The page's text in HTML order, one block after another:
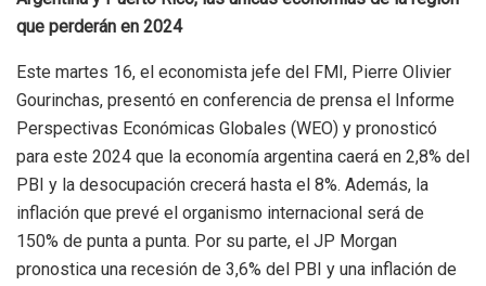
que perderán en 2024
Este martes 16, el economista jefe del FMI, Pierre Olivier
Gourinchas, presentó en conferencia de prensa el Informe
Perspectivas Económicas Globales (WEO) y pronosticó
para este 2024 que la economía argentina caerá en 2,8% del
PBI y la desocupación crecerá hasta el 8%. Además, la
inflación que prevé el organismo internacional será de
150% de punta a punta. Por su parte, el JP Morgan
pronostica una recesión de 3,6% del PBI y una inflación de